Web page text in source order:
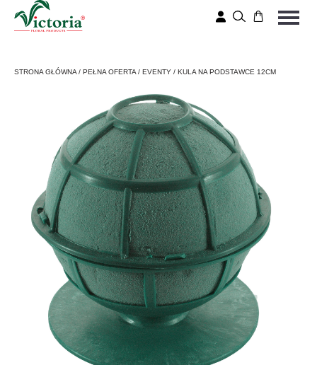
STRONA GŁÓWNA / PEŁNA OFERTA / EVENTY / KULA NA PODSTAWCE 12CM